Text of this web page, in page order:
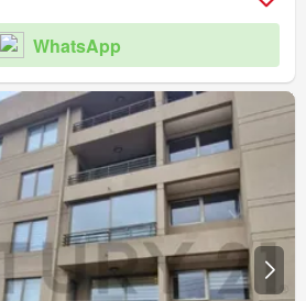
WhatsApp